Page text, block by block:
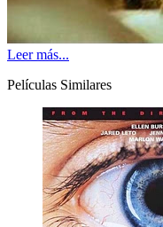
Leer más...
Películas Similares